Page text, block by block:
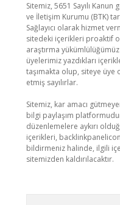
Sitemiz, 5651 Sayılı
ve İletişim Kurumu (BTK)
Sağlayıcı olarak hizmet
sitedeki içerikleri proaktif
araştırma
üyelerimiz yazdıkları
taşımakta olup, siteye
etmiş sayılırlar.
Sitemiz, kar amacı
bilgi paylaşım
düzenlemelere aykırı
içerikleri,
bildirmeniz halinde, ilgili
sitemizden kaldırılacaktır.